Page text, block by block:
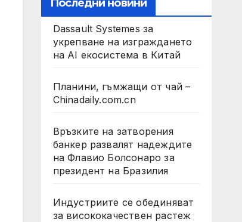
Последни новини
Dassault Systemes за
укрепване на изграждането
на AI екосистема в Китай
Планини, гъмжащи от чай –
Chinadaily.com.cn
Връзките на затворения
банкер развалят надеждите
на Флавио Болсонаро за
президент на Бразилия
Индустриите се обединяват
за висококачествен растеж